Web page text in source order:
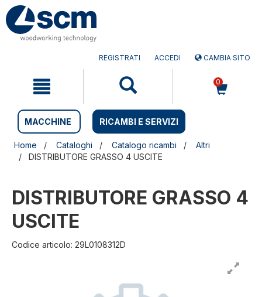
Salta
contenuto
Salta
menu
REGISTRATI ACCEDI CAMBIA SITO
0
MACCHINE RICAMBI E SERVIZI
Home Cataloghi Catalogo ricambi
Altri
DISTRIBUTORE GRASSO 4 USCITE
DISTRIBUTORE GRASSO 4
USCITE
Codice articolo: 29L0108312D